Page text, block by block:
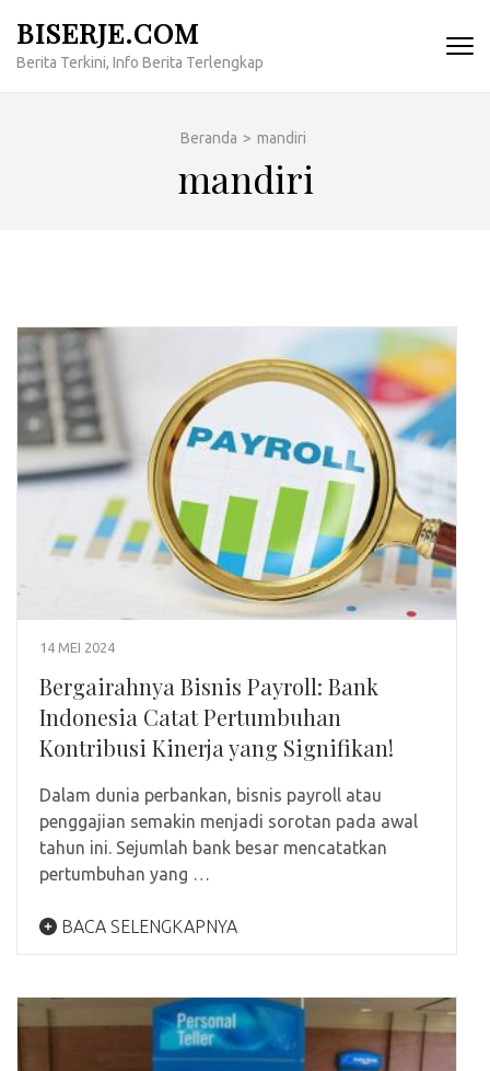
konten
BISERJE.COM
Berita Terkini, Info Berita Terlengkap
Beranda > mandiri
mandiri
14 MEI 2024
Bergairahnya Bisnis Payroll: Bank
Indonesia Catat Pertumbuhan
Kontribusi Kinerja yang Signifikan!
Dalam dunia perbankan, bisnis payroll atau
penggajian semakin menjadi sorotan pada awal
tahun ini. Sejumlah bank besar mencatatkan
pertumbuhan yang …
BACA SELENGKAPNYA